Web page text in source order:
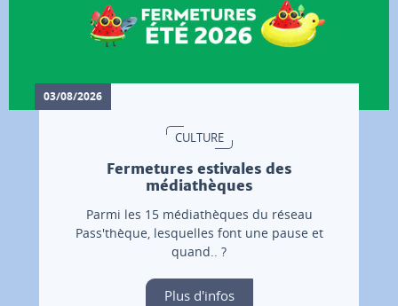
03/08/2026
CULTURE
Fermetures estivales des
médiathèques
Parmi les 15 médiathèques du réseau
Pass'thèque, lesquelles font une pause et
quand.. ?
Plus d'infos